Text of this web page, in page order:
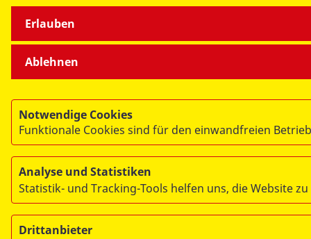
Ablehnen
Erlauben
Notwendige Cookies
Funktionale Cookies sind für den einwandfreien
Analyse und Statistiken
Statistik- und Tracking-Tools helfen uns, die Website
Drittanbieter